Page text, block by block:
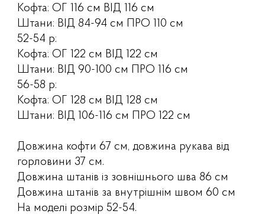
Кофта: ОГ 116 см ВІД 116 см
Штани: ВІД 84-94 см ПРО 110 см
52-54 р:
Кофта: ОГ 122 см ВІД 122 см
Штани: ВІД 90-100 см ПРО 116 см
56-58 р:
Кофта: ОГ 128 см ВІД 128 см
Штани: ВІД 106-116 см ПРО 122 см
Довжина кофти 67 см, довжина рукава від
горловини 37 см.
Довжина штанів із зовнішнього шва 86 см
Довжина штанів за внутрішнім швом 60 см
На моделі розмір 52-54.